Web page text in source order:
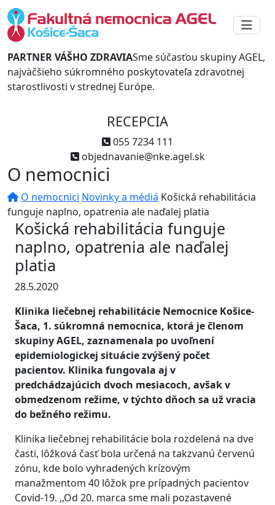
PARTNER VÁŠHO ZDRAVIASme súčasťou skupiny AGEL,
najväčšieho súkromného poskytovateľa zdravotnej
starostlivosti v strednej Európe.
RECEPCIA
055 7234 111
objednavanie@nke.agel.sk
O nemocnici
O nemocnici Novinky a médiá Košická rehabilitácia
funguje naplno, opatrenia ale naďalej platia
Košická rehabilitácia funguje
naplno, opatrenia ale naďalej
platia
28.5.2020
Klinika liečebnej rehabilitácie Nemocnice Košice-
Šaca, 1. súkromná nemocnica, ktorá je členom
skupiny AGEL, zaznamenala po uvoľnení
epidemiologickej situácie zvýšený počet
pacientov. Klinika fungovala aj v
predchádzajúcich dvoch mesiacoch, avšak v
obmedzenom režime, v týchto dňoch sa už vracia
do bežného režimu.
Klinika liečebnej rehabilitácie bola rozdelená na dve
časti, lôžková časť bola určená na takzvanú červenú
zónu, kde bolo vyhradených krízovým
manažmentom 40 lôžok pre prípadných pacientov
Covid-19. ,,Od 20. marca sme mali pozastavené